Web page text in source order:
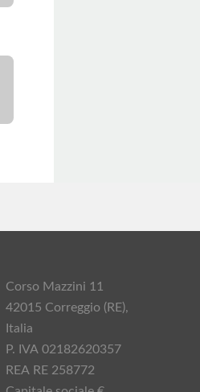
Corso Mazzini 11
42015 Correggio (RE),
Italia
P. IVA 02182620357
REA RE 258772